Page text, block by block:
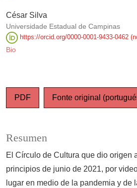
César Silva
Universidade Estadual de Campinas
https://orcid.org/0000-0001-9433-0462
Bio
PDF Fonte original
Resumen
El Círculo de Cultura que dio origen
principios de junio de 2021, por
lugar en medio de la pandemia y de